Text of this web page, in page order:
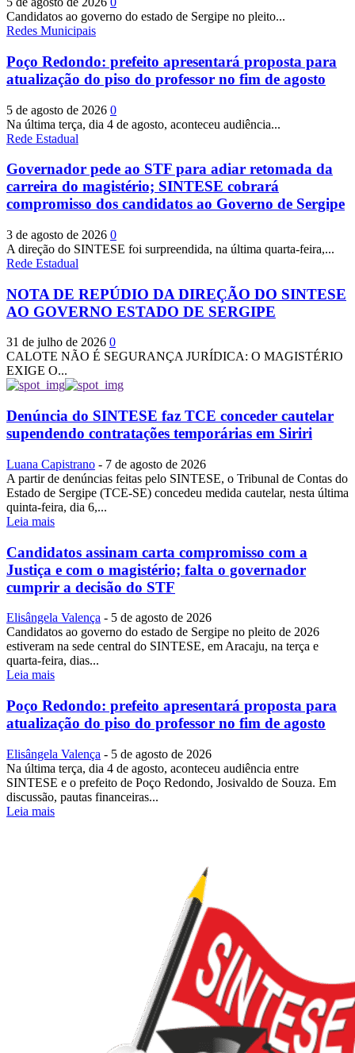
Candidatos ao governo do estado de Sergipe no pleito...
Redes Municipais
Poço Redondo: prefeito apresentará proposta para
atualização do piso do professor no fim de agosto
5 de agosto de 2026 0
Na última terça, dia 4 de agosto, aconteceu audiência...
Rede Estadual
Governador pede ao STF para adiar retomada da
carreira do magistério; SINTESE cobrará
compromisso dos candidatos ao Governo de Sergipe
3 de agosto de 2026 0
A direção do SINTESE foi surpreendida, na última quarta-feira,...
Rede Estadual
NOTA DE REPÚDIO DA DIREÇÃO DO SINTESE
AO GOVERNO ESTADO DE SERGIPE
31 de julho de 2026 0
CALOTE NÃO É SEGURANÇA JURÍDICA: O MAGISTÉRIO
EXIGE O...
Denúncia do SINTESE faz TCE conceder cautelar
supendendo contratações temporárias em Siriri
Luana Capistrano - 7 de agosto de 2026
A partir de denúncias feitas pelo SINTESE, o Tribunal de Contas do
Estado de Sergipe (TCE-SE) concedeu medida cautelar, nesta última
quinta-feira, dia 6,...
Leia mais
Candidatos assinam carta compromisso com a
Justiça e com o magistério; falta o governador
cumprir a decisão do STF
Elisângela Valença - 5 de agosto de 2026
Candidatos ao governo do estado de Sergipe no pleito de 2026
estiveram na sede central do SINTESE, em Aracaju, na terça e
quarta-feira, dias...
Leia mais
Poço Redondo: prefeito apresentará proposta para
atualização do piso do professor no fim de agosto
Elisângela Valença - 5 de agosto de 2026
Na última terça, dia 4 de agosto, aconteceu audiência entre
SINTESE e o prefeito de Poço Redondo, Josivaldo de Souza. Em
discussão, pautas financeiras...
Leia mais